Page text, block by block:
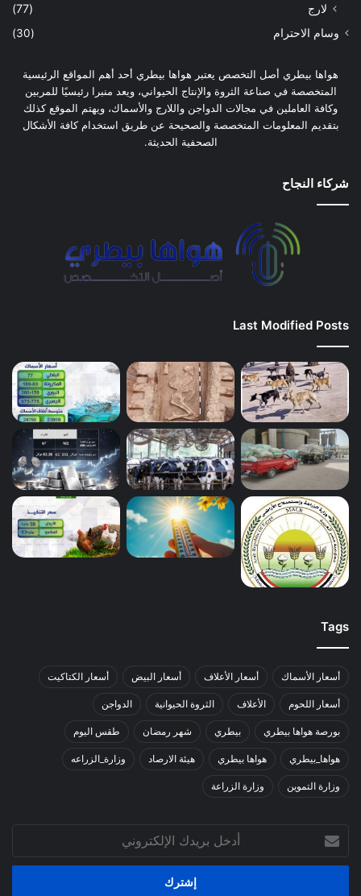
لارج
(77)
وسام الاحترام (30)
هواها بيطري أصل التخصص يعتبر هواها بيطري أحد أهم المواقع الرئيسية
المتخصصة في صناعة الثروة والإنتاج الحيواني، ويعد منبرا رئيسيًا للمربين
وكافة العاملين في مجالات الدواجن واللارج والأسماك، ويهتم الموقع كذلك
بتقديم المعلومات المتخصصة والصحيحة عن طريق استخدام كافة الأشكال
الصحفية الحديثة.
شركاء النجاح
Last Modified Posts
Tags
أسعار الأسماك أسعار الأعلاف أسعار البيض أسعار الكتاكيت
أسعار اللحوم الأعلاف الثروة الحيوانية الدواجن
بورصة هواها بيطري بيطري شهر رمضان طقس اليوم
هواها_بيطري هواها بيطري هيئة الارصاد وزارة_الزراعه
وزارة التموين وزارة الزراعة
بريدك
الإلكتروني